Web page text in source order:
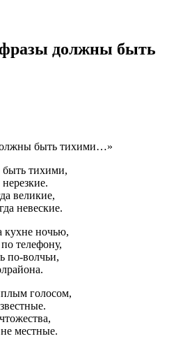
должны быть
тихими,
великие,
невеские.
кухне ночью,
телефону,
по-волчьи,
голосом,
местные.